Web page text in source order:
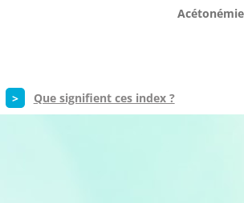
Acétonémie
> Que signifient ces index ?